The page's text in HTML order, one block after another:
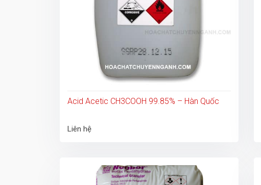
Acid Acetic CH3COOH 99.85% – Hàn Quốc
Liên hệ